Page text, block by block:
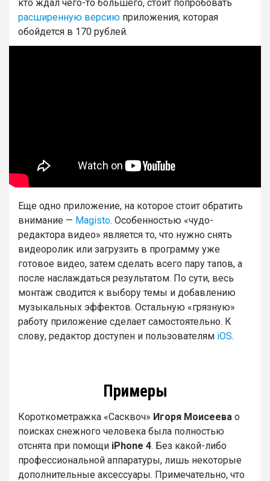
кто ждал чего-то большего, стоит попробовать
расширенную версию приложения, которая
обойдется в 170 рублей.
Еще одно приложение, на которое стоит обратить
внимание — Magisto. Особенностью «чудо-
редактора видео» является то, что нужно снять
видеоролик или загрузить в программу уже
готовое видео, затем сделать всего пару тапов, а
после наслаждаться результатом. По сути, весь
монтаж сводится к выбору темы и добавлению
музыкальных эффектов. Остальную «грязную»
работу приложение сделает самостоятельно. К
слову, редактор доступен и пользователям iOS.
Примеры
Короткометражка «Сасквоч» Игоря Моисеева о
поисках снежного человека была полностью
отснята при помощи iPhone 4. Без какой-либо
профессиональной аппаратуры, лишь некоторые
дополнительные аксессуары. Примечательно, что